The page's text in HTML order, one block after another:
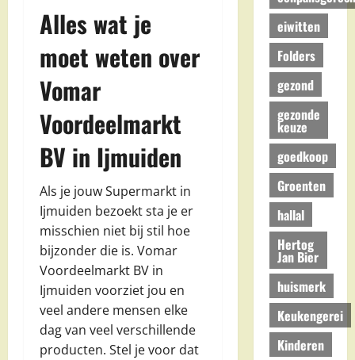
Alles wat je
moet weten over
Vomar
Voordeelmarkt
BV in Ijmuiden
Als je jouw Supermarkt in
Ijmuiden bezoekt sta je er
misschien niet bij stil hoe
bijzonder die is. Vomar
Voordeelmarkt BV in
Ijmuiden voorziet jou en
veel andere mensen elke
dag van veel verschillende
producten. Stel je voor dat
eiwitten
Folders
gezond
gezonde
keuze
goedkoop
Groenten
hallal
Hertog
Jan Bier
huismerk
Keukengerei
Kinderen